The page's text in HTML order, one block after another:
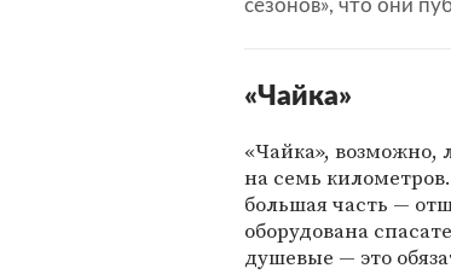
сезонов», что они
«Чайка»
«Чайка», возможно,
на семь
большая часть —
оборудована
душевые — это